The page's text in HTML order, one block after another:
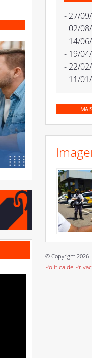
- 27/
- 02/
- 14/
- 19/
- 22/
- 11/
© Copyright 2026
Política de